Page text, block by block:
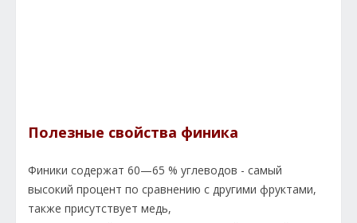
Полезные свойства финика
Финики содержат 60—65 % углеводов - самый
высокий процент по сравнению с другими фруктами,
также присутствует медь,